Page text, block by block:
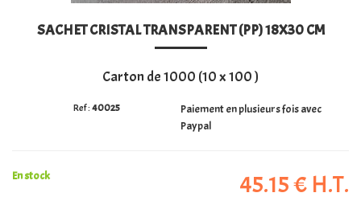
PERSONALISATION
SACHET CRISTAL TRANSPARENT (PP) 18X30 CM
Carton de 1000 (10 x 100 )
Paiement en plusieurs fois avec
Paypal
40025
45.15€ H.T.
En stock